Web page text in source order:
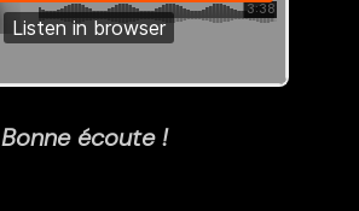
Bonne écoute !